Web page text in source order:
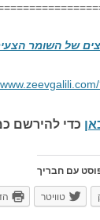
של השומר
כדי להירשם כ
עם חבריך
טוויטר